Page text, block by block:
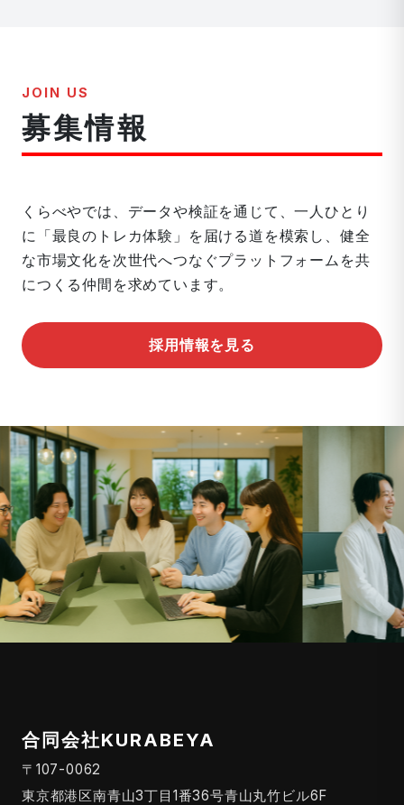
JOIN US
募集情報
くらべやでは、データや検証を通じて、一人ひとり
に「最良のトレカ体験」を届ける道を模索し、健全
な市場文化を次世代へつなぐプラットフォームを共
につくる仲間を求めています。
採用情報を見る
合同会社KURABEYA
〒107-0062
東京都港区南青山3丁目1番36号青山丸竹ビル6F